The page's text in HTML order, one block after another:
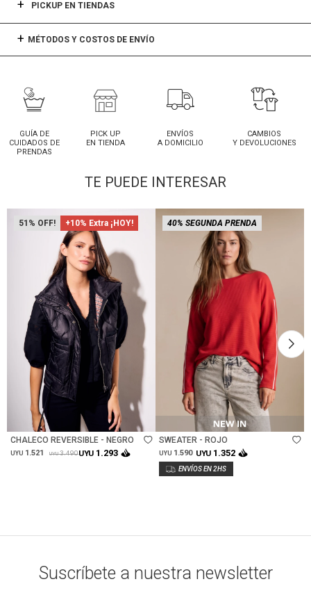
PICKUP EN TIENDAS
MÉTODOS Y COSTOS DE ENVÍO
GUÍA DE
CUIDADOS DE
PRENDAS
PICK UP
EN TIENDA
ENVÍOS
A DOMICILIO
CAMBIOS
Y DEVOLUCIONES
TE PUEDE INTERESAR
51 +10% Extra ¡HOY!
Talle
CHALECO REVERSIBLE - NEGRO
UYU 1.521 UYU 3.490UYU 1.293
40% SEGUNDA PRENDA
Talle
SWEATER - ROJO
UYU 1.590 UYU 1.352
Suscríbete a nuestra newsletter